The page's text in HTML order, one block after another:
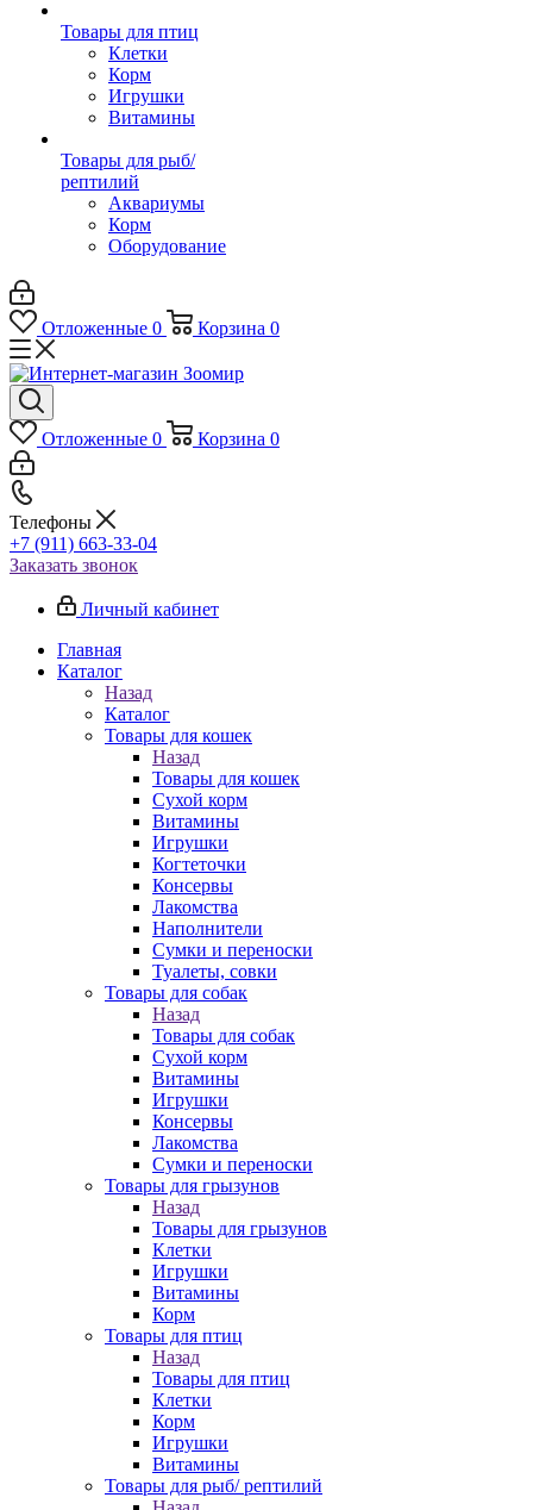
Товары для птиц
Клетки
Корм
Игрушки
Витамины
Товары для рыб/
рептилий
Аквариумы
Корм
Оборудование
Отложенные 0 Корзина 0
Отложенные 0 Корзина 0
Телефоны
+7 (911) 663-33-04
Заказать звонок
Личный кабинет
Главная
Каталог
Назад
Каталог
Товары для кошек
Назад
Товары для кошек
Cухой корм
Витамины
Игрушки
Когтеточки
Консервы
Лакомства
Наполнители
Сумки и переноски
Туалеты, совки
Товары для собак
Назад
Товары для собак
Cухой корм
Витамины
Игрушки
Консервы
Лакомства
Сумки и переноски
Товары для грызунов
Назад
Товары для грызунов
Клетки
Игрушки
Витамины
Корм
Товары для птиц
Назад
Товары для птиц
Клетки
Корм
Игрушки
Витамины
Товары для рыб/ рептилий